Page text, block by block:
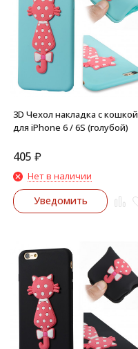
3D Чехол накладка с кошкой
для iPhone 6 / 6S (голубой)
405 ₽
Нет в наличии
Уведомить